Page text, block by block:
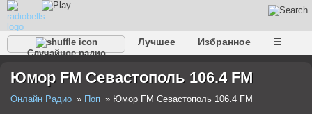
Случайное радио
Лучшее Избранное ☰
Юмор FM Севастополь 106.4 FM
Онлайн Радио Поп
Юмор FM Севастополь 106.4 FM